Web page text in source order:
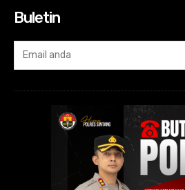
Buletin